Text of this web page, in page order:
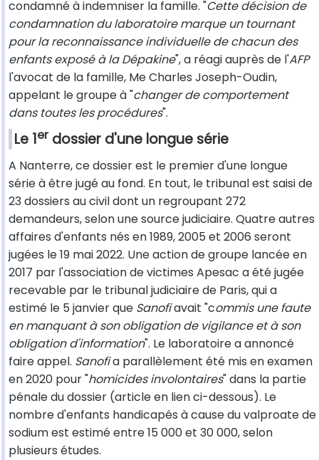
condamné à indemniser la famille. "Cette décision de
condamnation du laboratoire marque un tournant
pour la reconnaissance individuelle de chacun des
enfants exposé à la Dépakine", a réagi auprès de l'AFP
l'avocat de la famille, Me Charles Joseph-Oudin,
appelant le groupe à "changer de comportement
dans toutes les procédures".
Le 1erdossier d'une longue série
A Nanterre, ce dossier est le premier d'une longue
série à être jugé au fond. En tout, le tribunal est saisi de
23 dossiers au civil dont un regroupant 272
demandeurs, selon une source judiciaire. Quatre autres
affaires d'enfants nés en 1989, 2005 et 2006 seront
jugées le 19 mai 2022. Une action de groupe lancée en
2017 par l'association de victimes Apesac a été jugée
recevable par le tribunal judiciaire de Paris, qui a
estimé le 5 janvier que Sanofiavait "commis une faute
en manquant à son obligation de vigilance et à son
obligation d'information". Le laboratoire a annoncé
faire appel. Sanofia parallèlement été mis en examen
en 2020 pour "homicides involontaires" dans la partie
pénale du dossier (article en lien ci-dessous). Le
nombre d'enfants handicapés à cause du valproate de
sodium est estimé entre 15 000 et 30 000, selon
plusieurs études.